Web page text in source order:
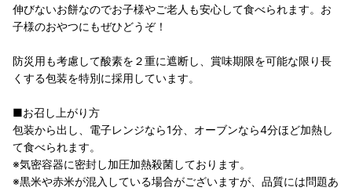
伸びないお餅なのでお子様やご老人も安心して食べられます。お
子様のおやつにもぜひどうぞ！
防災用も考慮して酸素を２重に遮断し、賞味期限を可能な限り長
くする包装を特別に採用しています。
■お召し上がり方
包装から出し、電子レンジなら1分、オーブンなら4分ほど加熱し
て食べられます。
※気密容器に密封し加圧加熱殺菌しております。
※黒米や赤米が混入している場合がございますが、品質には問題あ